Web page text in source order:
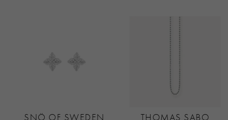
SNÖ OF SWEDEN
THOMAS SABO